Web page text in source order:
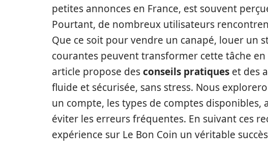
petites annonces en France, est souvent
Pourtant, de nombreux utilisateurs
Que ce soit pour vendre un canapé, louer un
courantes peuvent transformer cette tâche en
article propose desconseils pratiques et des
fluide et sécurisée, sans stress. Nous
un compte, les types de comptes
éviter les erreurs fréquentes. En suivant ces
expérience sur Le Bon Coin un véritable